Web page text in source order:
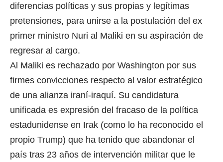
diferencias políticas y sus propias y legítimas
pretensiones, para unirse a la postulación del ex
primer ministro Nuri al Maliki en su aspiración de
regresar al cargo.
Al Maliki es rechazado por Washington por sus
firmes convicciones respecto al valor estratégico
de una alianza iraní-iraquí. Su candidatura
unificada es expresión del fracaso de la política
estadunidense en Irak (como lo ha reconocido el
propio Trump) que ha tenido que abandonar el
país tras 23 años de intervención militar que le